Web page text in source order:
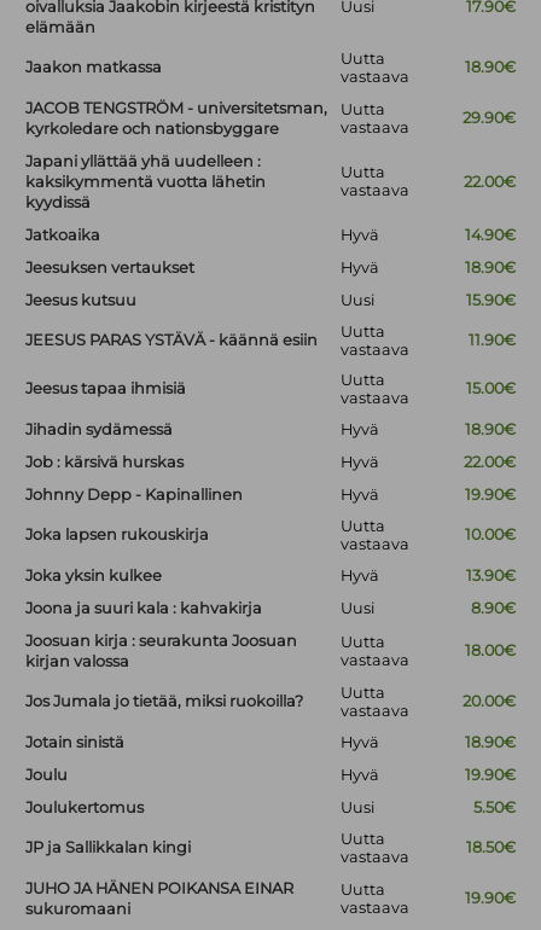
oivalluksia Jaakobin kirjeestä kristityn
elämään
Uusi 17.90€
Jaakon matkassa
Uutta
vastaava
18.90€
JACOB TENGSTRÖM - universitetsman,
kyrkoledare och nationsbyggare
Uutta
vastaava
29.90€
Japani yllättää yhä uudelleen :
kaksikymmentä vuotta lähetin
kyydissä
Uutta
vastaava
22.00€
Jatkoaika Hyvä
14.90€
Jeesuksen vertaukset
Hyvä
18.90€
Jeesus kutsuu
Uusi 15.90€
JEESUS PARAS YSTÄVÄ - käännä esiin
Uutta
vastaava
11.90€
Jeesus tapaa ihmisiä
Uutta
vastaava
15.00€
Jihadin sydämessä Hyvä
18.90€
Job : kärsivä hurskas
Hyvä
22.00€
Johnny Depp - Kapinallinen
Hyvä 19.90€
Joka lapsen rukouskirja
Uutta
vastaava
10.00€
Joka yksin kulkee Hyvä
13.90€
Joona ja suuri kala : kahvakirja
Uusi
8.90€
Joosuan kirja : seurakunta Joosuan
kirjan valossa
Uutta
vastaava
18.00€
Jos Jumala jo tietää, miksi ruokoilla?
Uutta
vastaava
20.00€
Jotain sinistä Hyvä
18.90€
Joulu
Hyvä
19.90€
Joulukertomus
Uusi 5.50€
JP ja Sallikkalan kingi
Uutta
vastaava
18.50€
JUHO JA HÄNEN POIKANSA EINAR
sukuromaani
Uutta
vastaava
19.90€